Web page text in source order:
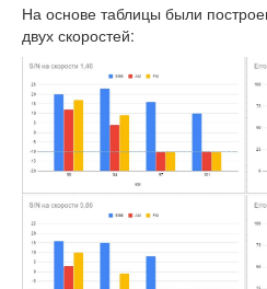
На основе таблицы были
двух скоростей: